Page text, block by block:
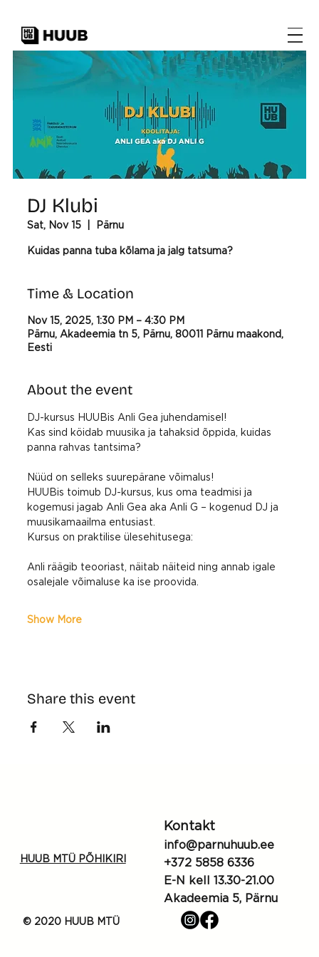
DJ Klubi
Sat, Nov 15
  |
Pärnu
Kuidas panna tuba kõlama ja jalg tatsuma?
Time & Location
Nov 15, 2025, 1:30 PM – 4:30 PM
Pärnu, Akadeemia tn 5, Pärnu, 80011 Pärnu maakond,
Eesti
About the event
DJ-kursus HUUBis Anli Gea juhendamisel!
Kas sind köidab muusika ja tahaksid õppida, kuidas
panna rahvas tantsima?
Nüüd on selleks suurepärane võimalus!
HUUBis toimub DJ-kursus, kus oma teadmisi ja
kogemusi jagab Anli Gea aka Anli G – kogenud DJ ja
muusikamaailma entusiast.
Kursus on praktilise ülesehitusega:
Anli räägib teooriast, näitab näiteid ning annab igale
osalejale võimaluse ka ise proovida.
Show More
Share this event
HUUB MTÜ PÕHIKIRI
© 2020 HUUB MTÜ
Kontakt
info@parnuhuub.ee
+372 5858 6336
E-N kell 13.30-21.00
Akadeemia 5, Pärnu